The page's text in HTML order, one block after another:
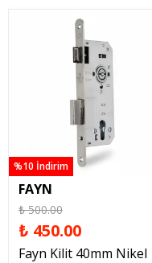
%10 İndirim
FAYN
₺ 500.00
₺ 450.00
Fayn Kilit 40mm Nikel